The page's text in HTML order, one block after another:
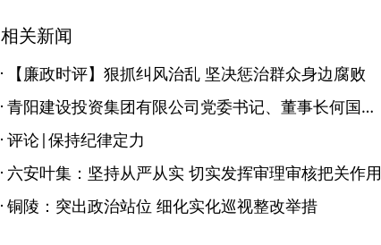
相关新闻
【廉政时评】狠抓纠风治乱 坚决惩治群众身边腐败
青阳建设投资集团有限公司党委书记、董事长何国接受纪律审查和监察调查
评论|保持纪律定力
六安叶集：坚持从严从实 切实发挥审理审核把关作用
铜陵：突出政治站位 细化实化巡视整改举措